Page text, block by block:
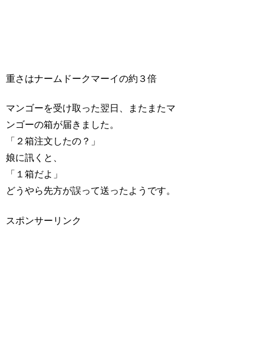
重さはナームドークマーイの約３倍
マンゴーを受け取った翌日、またまたマ
ンゴーの箱が届きました。
「２箱注文したの？」
娘に訊くと、
「１箱だよ」
どうやら先方が誤って送ったようです。
スポンサーリンク